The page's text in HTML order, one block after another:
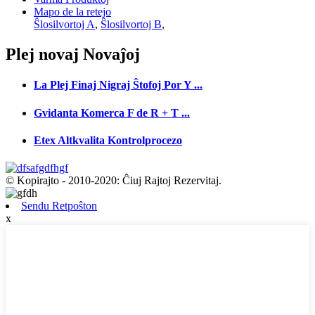
Mapo de la retejo
Ŝlosilvortoj A, Ŝlosilvortoj B,
Plej novaj Novaĵoj
La Plej Finaj Nigraj Ŝtofoj Por Y ...
Gvidanta Komerca F de R + T ...
Etex Altkvalita Kontrolprocezo
© Kopirajto - 2010-2020: Ĉiuj Rajtoj Rezervitaj.
Sendu Retpoŝton
x